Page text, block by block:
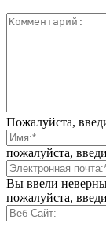
Пожалуйста,
пожалуйста,
Вы ввели
пожалуйста,